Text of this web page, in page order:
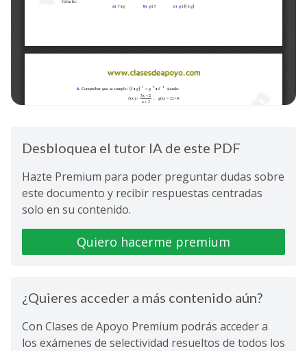
Desbloquea el tutor IA de este PDF
Hazte Premium para poder preguntar dudas sobre
este documento y recibir respuestas centradas
solo en su contenido.
Quiero hacerme premium
¿Quieres acceder a más contenido aún?
Con Clases de Apoyo Premium podrás acceder a
los exámenes de selectividad resueltos de todos los